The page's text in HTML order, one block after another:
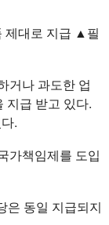
제대로 지급 ▲필
거나 과도한 업
지급 받고 있다.
.
가책임제를 도입
은 동일 지급되지